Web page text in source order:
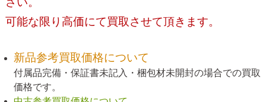
可能な限り高価にて買取させて頂きます。
新品参考買取価格について
付属品完備・保証書未記入・梱包材未開封の場合での買取
価格です。